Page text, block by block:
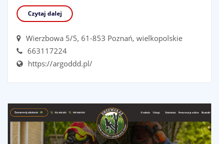
Czytaj dalej
Wierzbowa 5/5, 61-853 Poznań, wielkopolskie
663117224
https://argoddd.pl/